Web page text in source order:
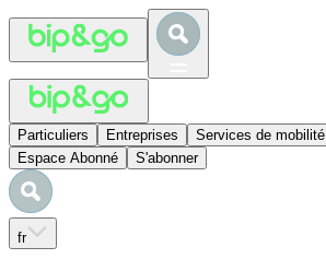
Particuliers Entreprises Services de mobilité
Espace Abonné
S'abonner
fr